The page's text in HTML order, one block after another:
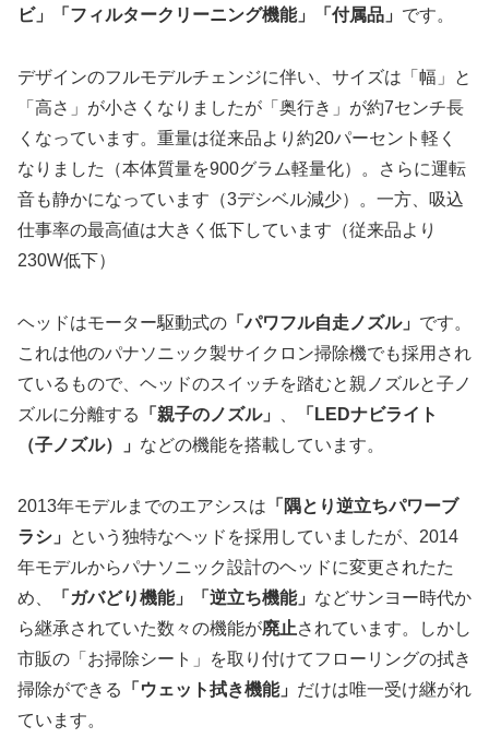
ビ」「フィルタークリーニング機能」「付属品」 です。
デザインのフルモデルチェンジに伴い、サイズは「幅」と
「高さ」が小さくなりましたが「奥行き」が約7センチ長
くなっています。重量は従来品より約20パーセント軽く
なりました（本体質量を900グラム軽量化）。さらに運転
音も静かになっています（3デシベル減少）。一方、吸込
仕事率の最高値は大きく低下しています（従来品より
230W低下）
ヘッドはモーター駆動式の 「パワフル自走ノズル」 です。
これは他のパナソニック製サイクロン掃除機でも採用され
ているもので、ヘッドのスイッチを踏むと親ノズルと子ノ
ズルに分離する
「親子のノズル」
「LEDナビライト
（子ノズル）」 などの機能を搭載しています。
2013年モデルまでのエアシスは 「隅とり逆立ちパワーブ
ラシ」
という独特なヘッドを採用していましたが、2014
年モデルからパナソニック設計のヘッドに変更されたた
め、
「ガバどり機能」「逆立ち機能」 などサンヨー時代か
ら継承されていた数々の機能が廃止されています。しかし
市販の「お掃除シート」を取り付けてフローリングの拭き
掃除ができる
「ウェット拭き機能」 だけは唯一受け継がれ
ています。